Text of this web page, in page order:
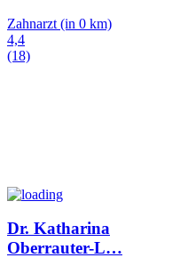
Zahnarzt (in 0 km)
4,4
(18)
Dr. Katharina
Oberrauter-L…